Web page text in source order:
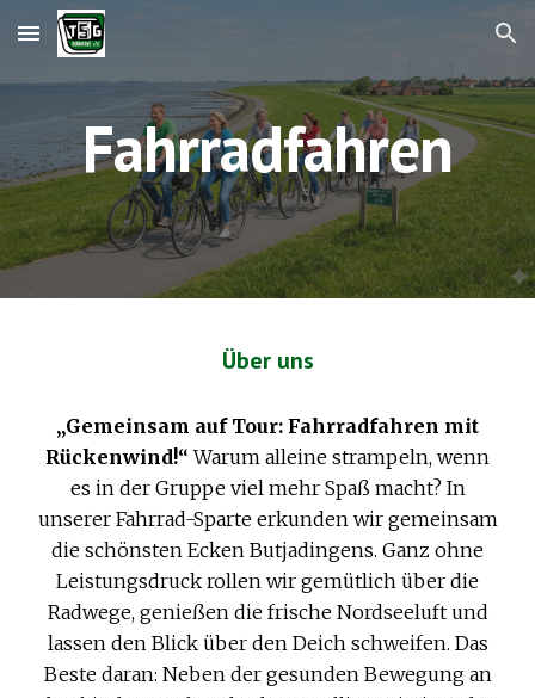
Skip to main content Skip to navigation
Fahrradfahren
Über uns
„Gemeinsam auf Tour: Fahrradfahren mit
Rückenwind!“ Warum alleine strampeln, wenn
es in der Gruppe viel mehr Spaß macht? In
unserer Fahrrad-Sparte erkunden wir gemeinsam
die schönsten Ecken Butjadingens. Ganz ohne
Leistungsdruck rollen wir gemütlich über die
Radwege, genießen die frische Nordseeluft und
lassen den Blick über den Deich schweifen. Das
Beste daran: Neben der gesunden Bewegung an